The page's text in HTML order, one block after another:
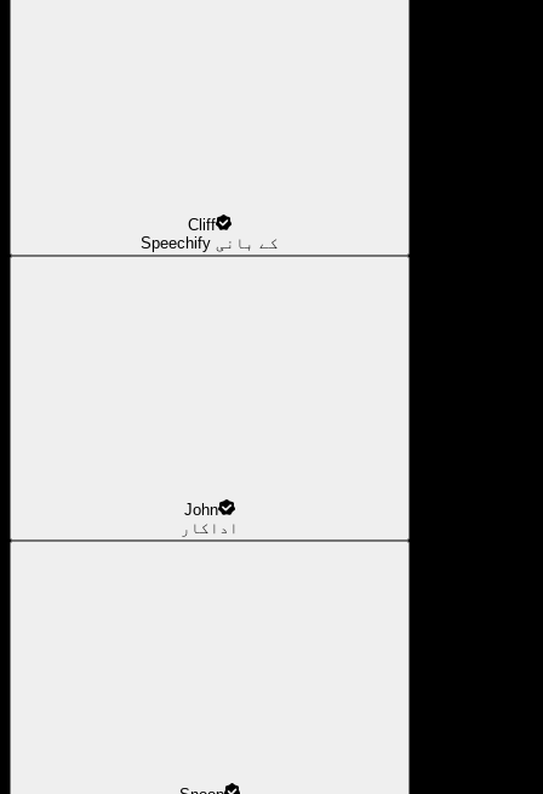
Cliff
Speechify کے بانی
John
اداکار